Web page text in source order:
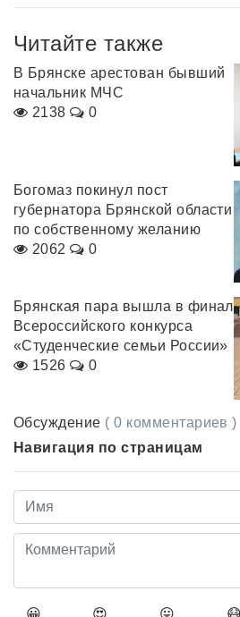
Читайте также
В Брянске арестован бывший
начальник МЧС
2138
0
Богомаз покинул пост
губернатора Брянской области
по собственному желанию
2062
0
Брянская пара вышла в финал
Всероссийского конкурса
«Студенческие семьи России»
1526
0
Обсуждение ( 0 комментариев )
Навигация по страницам
😀 😍 😛 😷